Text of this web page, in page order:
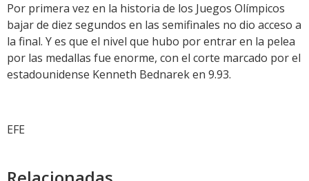
Por primera vez en la historia de los Juegos Olímpicos
bajar de diez segundos en las semifinales no dio acceso a
la final. Y es que el nivel que hubo por entrar en la pelea
por las medallas fue enorme, con el corte marcado por el
estadounidense Kenneth Bednarek en 9.93.
EFE